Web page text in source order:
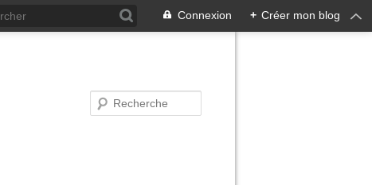
Connexion + Créer mon blog